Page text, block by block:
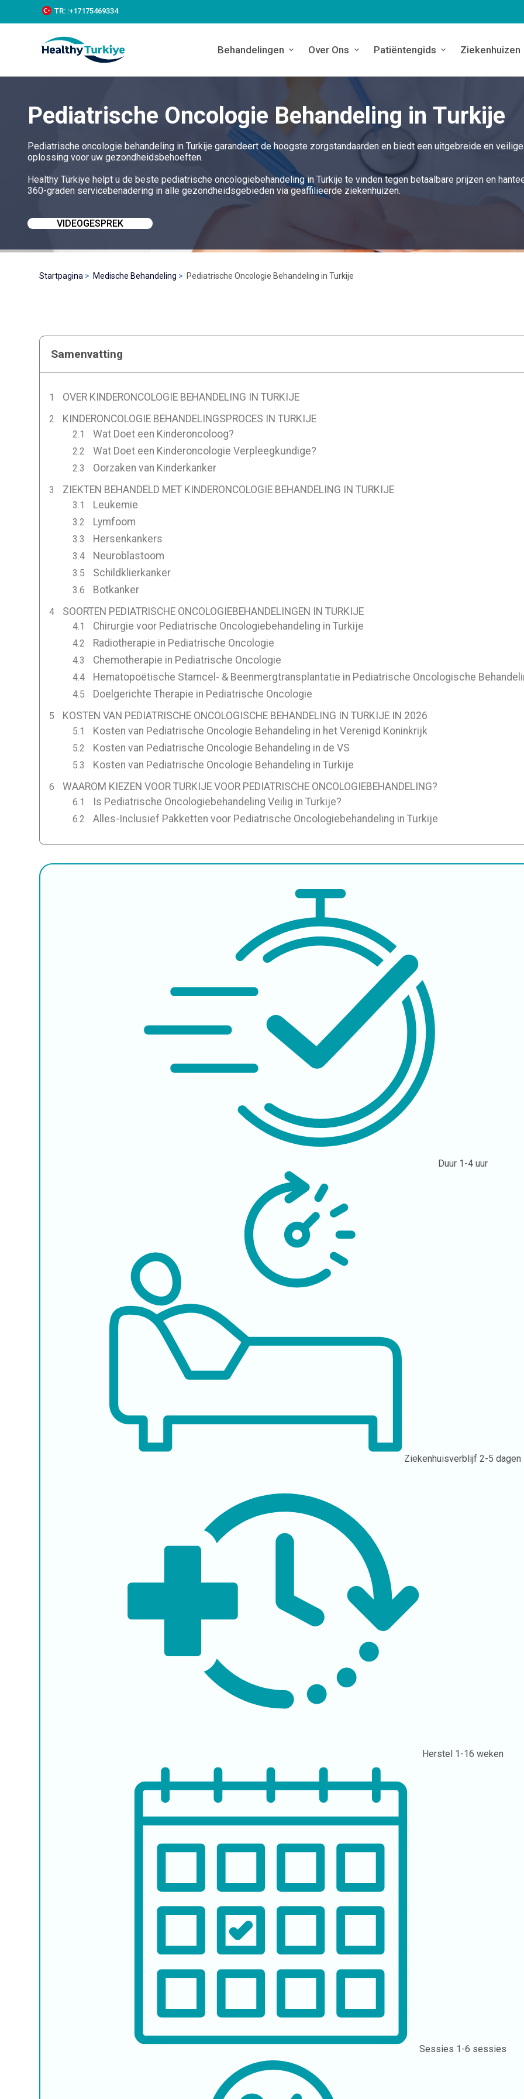
k
c
TR: :+‪17175469334‬
Behandelingen Over Ons Patiëntengids Ziekenhuizen
Pediatrische Oncologie Behandeling in Turkije
Pediatrische oncologie behandeling in Turkije garandeert de hoogste zorgstandaarden en biedt een uitgebreide en veilige
oplossing voor uw gezondheidsbehoeften.
Healthy Türkiye helpt u de beste pediatrische oncologiebehandeling in Turkije te vinden tegen betaalbare prijzen en
360-graden servicebenadering in alle gezondheidsgebieden via geaffilieerde ziekenhuizen.
VIDEOGESPREK
Startpagina Medische Behandeling Pediatrische Oncologie Behandeling in Turkije
Samenvatting
OVER KINDERONCOLOGIE BEHANDELING IN TURKIJE
KINDERONCOLOGIE BEHANDELINGSPROCES IN TURKIJE
Wat Doet een Kinderoncoloog?
Wat Doet een Kinderoncologie Verpleegkundige?
Oorzaken van Kinderkanker
ZIEKTEN BEHANDELD MET KINDERONCOLOGIE BEHANDELING IN TURKIJE
Leukemie
Lymfoom
Hersenkankers
Neuroblastoom
Schildklierkanker
Botkanker
SOORTEN PEDIATRISCHE ONCOLOGIEBEHANDELINGEN IN TURKIJE
Chirurgie voor Pediatrische Oncologiebehandeling in Turkije
Radiotherapie in Pediatrische Oncologie
Chemotherapie in Pediatrische Oncologie
Hematopoëtische Stamcel- & Beenmergtransplantatie in Pediatrische Oncologische
Doelgerichte Therapie in Pediatrische Oncologie
KOSTEN VAN PEDIATRISCHE ONCOLOGISCHE BEHANDELING IN TURKIJE IN 2026
Kosten van Pediatrische Oncologie Behandeling in het Verenigd Koninkrijk
Kosten van Pediatrische Oncologie Behandeling in de VS
Kosten van Pediatrische Oncologie Behandeling in Turkije
WAAROM KIEZEN VOOR TURKIJE VOOR PEDIATRISCHE ONCOLOGIEBEHANDELING?
Is Pediatrische Oncologiebehandeling Veilig in Turkije?
Alles-Inclusief Pakketten voor Pediatrische Oncologiebehandeling in Turkije
Duur 1-4 uur
Ziekenhuisverblijf2-5 dagen
Herstel 1-16 weken
Sessies 1-6 sessies